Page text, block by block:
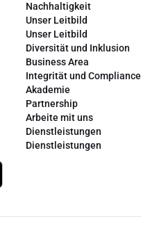
Nachhaltigkeit
Unser Leitbild
Unser Leitbild
Diversität und Inklusion
Business Area
Integrität und Compliance
Akademie
Partnership
Arbeite mit uns
Dienstleistungen
Dienstleistungen